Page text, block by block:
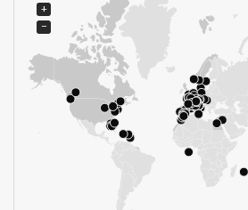
+
−